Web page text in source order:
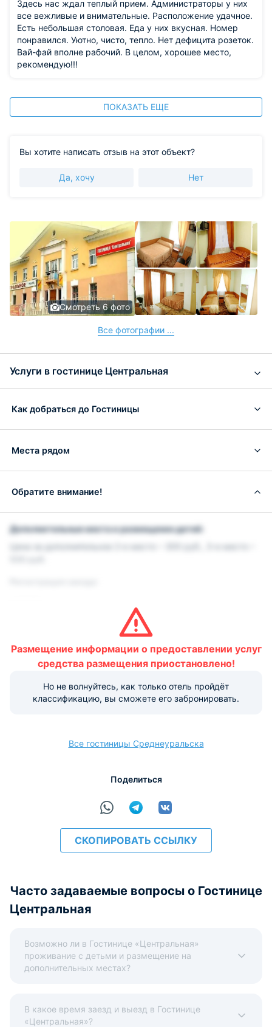
Здесь нас ждал теплый прием. Администраторы у них
все вежливые и внимательные. Расположение удачное.
Есть небольшая столовая. Еда у них вкусная. Номер
понравился. Уютно, чисто, тепло. Нет дефицита розеток.
Вай-фай вполне рабочий. В целом, хорошее место,
рекомендую!!!
ПОКАЗАТЬ ЕЩЕ
Вы хотите написать отзыв на этот объект?
Да, хочу Нет
Смотреть 6 фото
Все фотографии ...
Услуги в гостинице Центральная
Как добраться до Гостиницы
Места рядом
Обратите внимание!
Дополнительные места и размещение детей:
Условия и правила проживания:
услуга платная.
Размещение информации о предоставлении услуг
средства размещения приостановлено!
Но не волнуйтесь, как только отель пройдёт
классификацию, вы сможете его забронировать.
Все гостиницы Среднеуральска
Поделиться
СКОПИРОВАТЬ ССЫЛКУ
Часто задаваемые вопросы о Гостинице
Центральная
Возможно ли в Гостинице «Центральная»
проживание с детьми и размещение на
дополнительных местах?
В какое время заезд и выезд в Гостинице
«Центральная»?